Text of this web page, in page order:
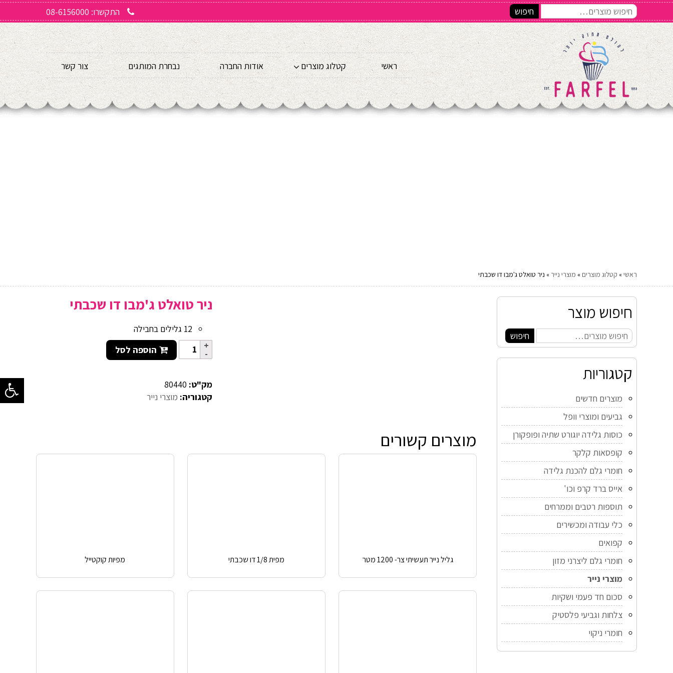
חיפוש התקשרו: 08-6156000
ראשי קטלוג מוצרים אודות החברה נבחרת המותגים צור קשר
ראשי» קטלוג מוצרים » מוצרי נייר » ניר טואלט ג'מבו דו שכבתי
חיפוש מוצר
חיפוש
קטגוריות
מוצרים חדשים
גביעים ומוצרי וופל
כוסות גלידה יוגורט שתיה ופופקורן
קופסאות קלקר
חומרי גלם להכנת גלידה
אייס ברד קרפ וכו'
תוספות רטבים וממרחים
כלי עבודה ומכשירים
קפואים
חומרי גלם ליצרני מזון
מוצרי נייר
סכום חד פעמי ושקיות
צלחות וגביעי פלסטיק
חומרי ניקוי
ניר טואלט ג'מבו דו שכבתי
12 גלילים בחבילה
הוספה לסל
מק"ט: 80440
קטגוריה: מוצרי נייר
מוצרים קשורים
גליל נייר תעשיתי צר- 1200 מטר מפית 1/8 דו שכבתי מפיות קוקטייל